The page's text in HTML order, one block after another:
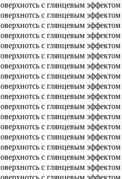
с глянцевым эффектом
с глянцевым эффектом
с глянцевым эффектом
с глянцевым эффектом
с глянцевым эффектом
с глянцевым эффектом
с глянцевым эффектом
с глянцевым эффектом
с глянцевым эффектом
с глянцевым эффектом
с глянцевым эффектом
с глянцевым эффектом
с глянцевым эффектом
с глянцевым эффектом
с глянцевым эффектом
с глянцевым эффектом
с глянцевым эффектом